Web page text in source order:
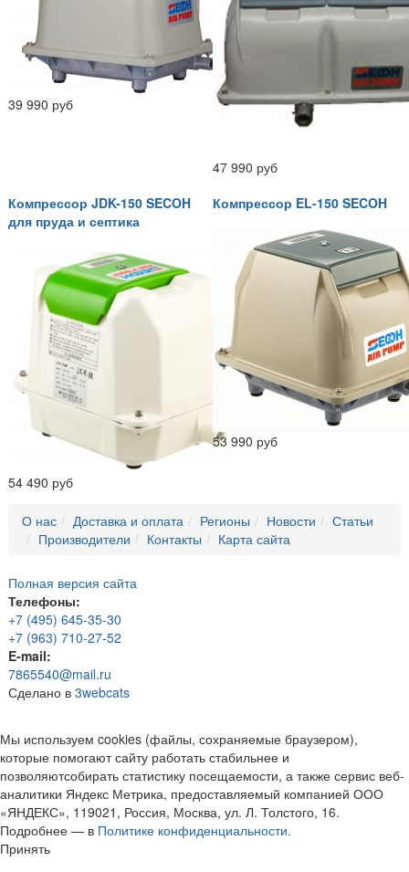
39 990 руб
47 990 руб
Компрессор JDK-150 SECOH
для пруда и септика
54 490 руб
Компрессор EL-150 SECOH
53 990 руб
О нас Доставка и оплата Регионы Новости
Статьи
Производители
Контакты Карта сайта
Полная версия сайта
Телефоны:
+7 (495) 645-35-30
+7 (963) 710-27-52
E-mail:
7865540@mail.ru
Сделано в 3webcats
Мы используем cookies (файлы, сохраняемые браузером),
которые помогают сайту работать стабильнее и
позволяютсобирать статистику посещаемости, а также сервис веб-
аналитики Яндекс Метрика, предоставляемый компанией ООО
«ЯНДЕКС», 119021, Россия, Москва, ул. Л. Толстого, 16.
Подробнее — в Политике конфиденциальности.
Принять